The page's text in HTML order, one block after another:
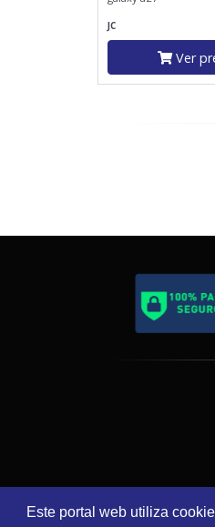
Este portal web utiliza
JC
Ver